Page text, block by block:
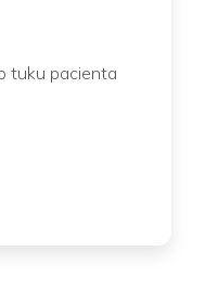
tuku pacienta